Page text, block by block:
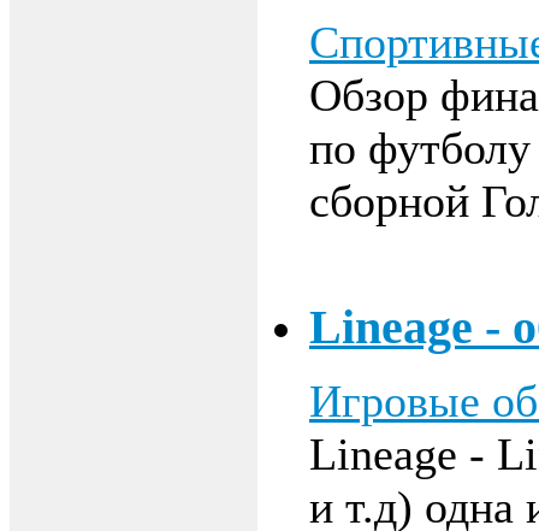
Обзор
по
сборной
Lineage -
Игровые
Lineage -
и т.д) одна